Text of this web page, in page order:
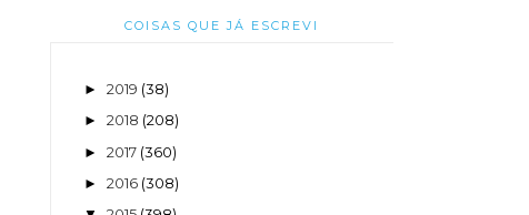
COISAS QUE JÁ ESCREVI
► 2019 (38)
► 2018 (208)
► 2017 (360)
► 2016 (308)